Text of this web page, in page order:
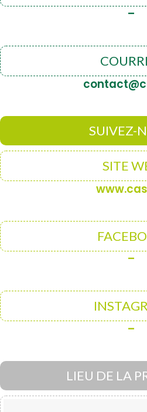
–
SUIVEZ-
SITE
–
–
LIEU DE LA